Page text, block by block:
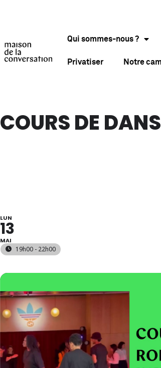
Qui sommes-nous ?
Privatiser Notre
COURS DE
LUN
13
MAI
19h00 - 22h00